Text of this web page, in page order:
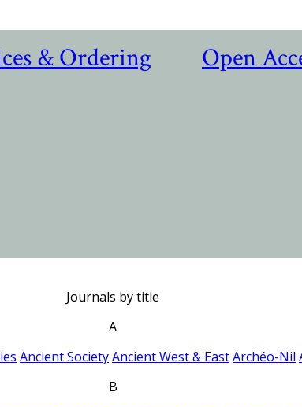
& Ordering Open
Journals by title
A
Ancient SocietyAncient West & EastArchéo-Nil
B